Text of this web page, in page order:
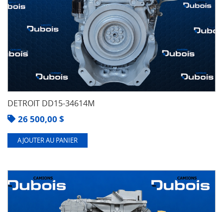
DETROIT DD15-34614M
26 500,00 $
AJOUTER AU PANIER